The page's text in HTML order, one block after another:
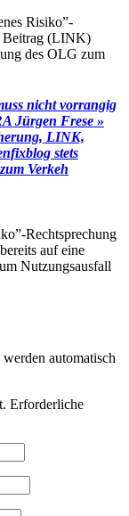
Risiko”-
Beitrag (LINK)
des OLG zum
nicht vorrangig
Jürgen Frese »
LINK,
stets
Verkeh
Rechtsprechung
auf eine
Nutzungsausfall
automatisch
Erforderliche